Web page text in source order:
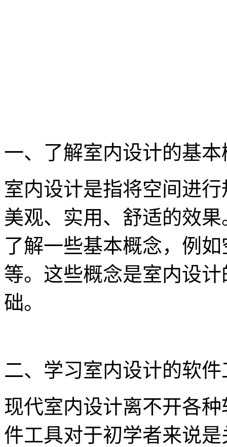
一、了解室内设计的基本
室内设计是指将空间进
美观、实用、舒适的效
了解一些基本概念，例
等。这些概念是室内设
础。
二、学习室内设计的软件
现代室内设计离不开各
件工具对于初学者来说